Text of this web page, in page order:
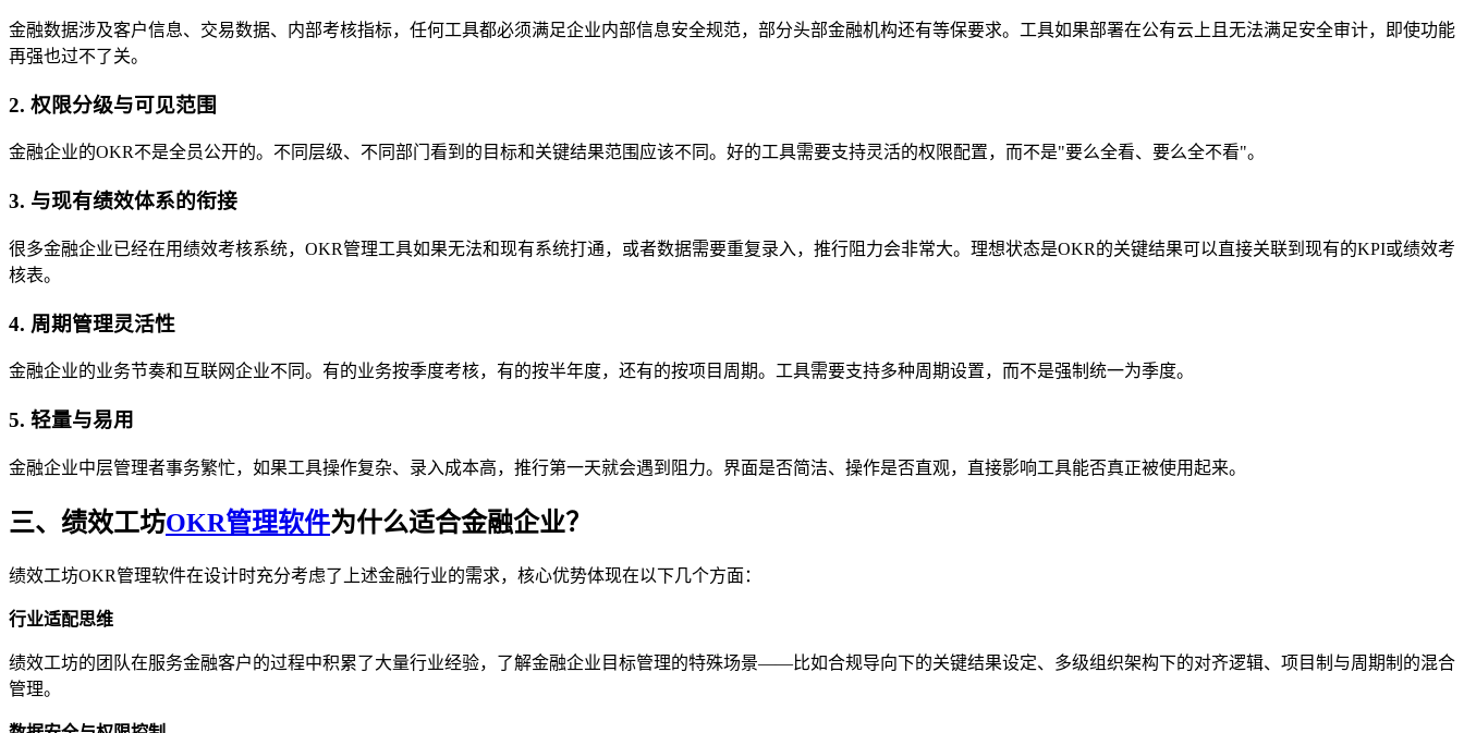
金融数据涉及客户信息、交易数据、内部考核指标，任何工具都必须满足企业内部信息安全规范，部分头部金融机构还有等保要求。工具如果部署在公有云上且无法满足安全审计，即使功能
再强也过不了关。
2. 权限分级与可见范围
金融企业的OKR不是全员公开的。不同层级、不同部门看到的目标和关键结果范围应该不同。好的工具需要支持灵活的权限配置，而不是"要么全看、要么全不看"。
3. 与现有绩效体系的衔接
很多金融企业已经在用绩效考核系统，OKR管理工具如果无法和现有系统打通，或者数据需要重复录入，推行阻力会非常大。理想状态是OKR的关键结果可以直接关联到现有的KPI或绩效考
核表。
4. 周期管理灵活性
金融企业的业务节奏和互联网企业不同。有的业务按季度考核，有的按半年度，还有的按项目周期。工具需要支持多种周期设置，而不是强制统一为季度。
5. 轻量与易用
金融企业中层管理者事务繁忙，如果工具操作复杂、录入成本高，推行第一天就会遇到阻力。界面是否简洁、操作是否直观，直接影响工具能否真正被使用起来。
三、绩效工坊OKR管理软件为什么适合金融企业？
绩效工坊OKR管理软件在设计时充分考虑了上述金融行业的需求，核心优势体现在以下几个方面：
行业适配思维
绩效工坊的团队在服务金融客户的过程中积累了大量行业经验，了解金融企业目标管理的特殊场景——比如合规导向下的关键结果设定、多级组织架构下的对齐逻辑、项目制与周期制的混合
管理。